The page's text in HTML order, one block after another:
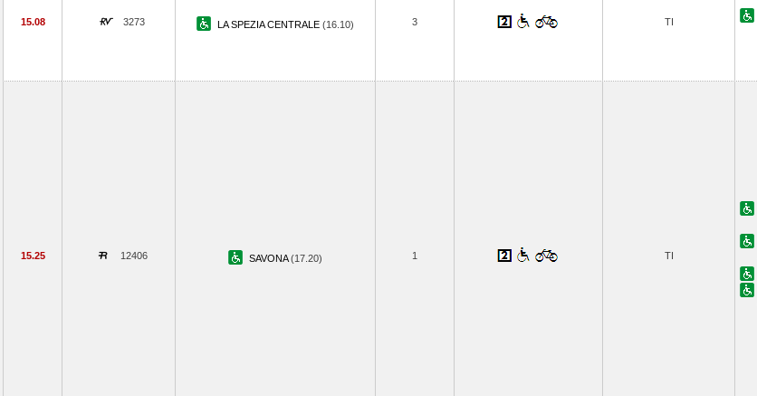
15.08 3273 LA SPEZIA CENTRALE (16.10) 3 TI
15.25 12406 SAVONA(17.20) 1 TI